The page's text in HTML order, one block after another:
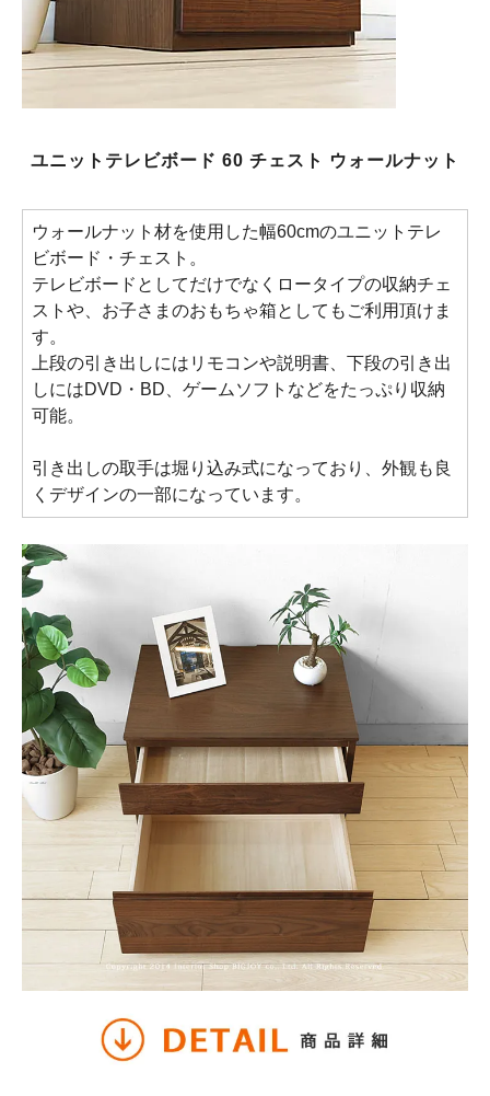
ユニットテレビボード 60 チェスト ウォールナット
ウォールナット材を使用した幅60cmのユニットテレ
ビボード・チェスト。
テレビボードとしてだけでなくロータイプの収納チェ
ストや、お子さまのおもちゃ箱としてもご利用頂けま
す。
上段の引き出しにはリモコンや説明書、下段の引き出
しにはDVD・BD、ゲームソフトなどをたっぷり収納
可能。
引き出しの取手は堀り込み式になっており、外観も良
くデザインの一部になっています。